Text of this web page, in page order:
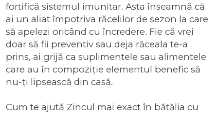
fortifică sistemul imunitar. Asta înseamnă că
ai un aliat împotriva răcelilor de sezon la care
să apelezi oricând cu încredere. Fie că vrei
doar să fii preventiv sau deja răceala te-a
prins, ai grijă ca suplimentele sau alimentele
care au în compoziție elementul benefic să
nu-ți lipsească din casă.
Cum te ajută Zincul mai exact în bătălia cu